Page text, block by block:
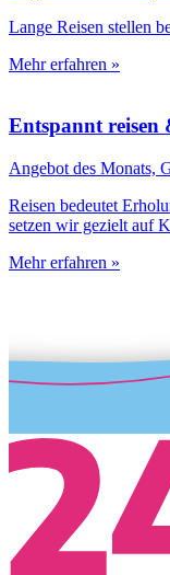
Lange Reisen stellen
Mehr erfahren »
Entspannt
Angebot des Monats,
Reisen bedeutet
setzen wir gezielt auf
Mehr erfahren »